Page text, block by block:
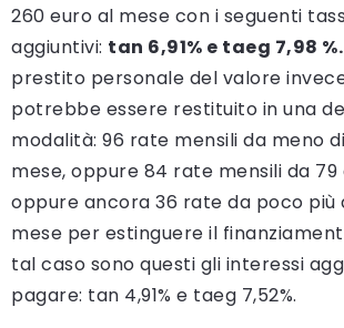
260 euro al mese con i seguenti
aggiuntivi: tan 6,91% e taeg 7,98 %.
prestito personale del valore
potrebbe essere restituito in una
modalità: 96 rate mensili da meno
mese, oppure 84 rate mensili da 79
oppure ancora 36 rate da poco più
mese per estinguere il
tal caso sono questi gli interessi
pagare: tan 4,91% e taeg 7,52%.